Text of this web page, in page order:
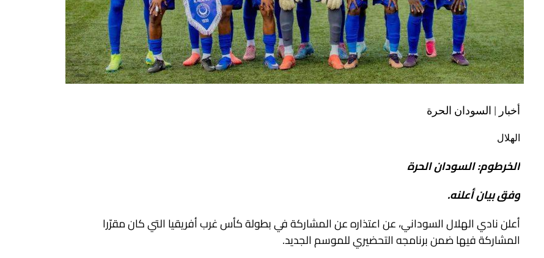
أخبار | السودان الحرة
الهلال
الخرطوم: السودان الحرة
وفق بيان أعلنه.
أعلن نادي الهلال السوداني، عن اعتذاره عن المشاركة في بطولة كأس غرب أفريقيا التي كان مقرّرا
المشاركة فيها ضمن برنامجه التحضيري للموسم الجديد.